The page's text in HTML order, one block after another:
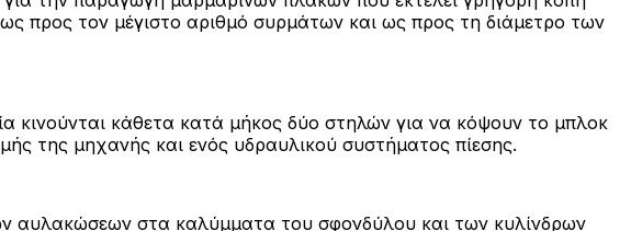
προς τον μέγιστο αριθμό συρμάτων και ως προς τη διάμετρο των
κινούνται κάθετα κατά μήκος δύο στηλών για να κόψουν το μπλοκ
της μηχανής και ενός υδραυλικού συστήματος πίεσης.
αυλακώσεων στα καλύμματα του σφονδύλου και των κυλίνδρων